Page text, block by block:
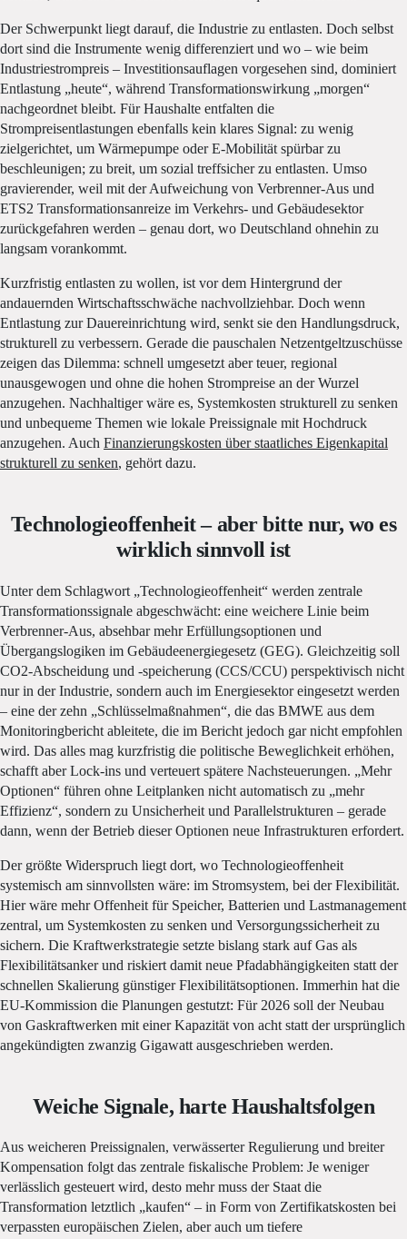
Der Schwerpunkt liegt darauf, die Industrie zu entlasten. Doch selbst
dort sind die Instrumente wenig differenziert und wo – wie beim
Industriestrompreis – Investitionsauflagen vorgesehen sind, dominiert
Entlastung „heute“, während Transformationswirkung „morgen“
nachgeordnet bleibt. Für Haushalte entfalten die
Strompreisentlastungen ebenfalls kein klares Signal: zu wenig
zielgerichtet, um Wärmepumpe oder E-Mobilität spürbar zu
beschleunigen; zu breit, um sozial treffsicher zu entlasten. Umso
gravierender, weil mit der Aufweichung von Verbrenner-Aus und
ETS2 Transformationsanreize im Verkehrs- und Gebäudesektor
zurückgefahren werden – genau dort, wo Deutschland ohnehin zu
langsam vorankommt.
Kurzfristig entlasten zu wollen, ist vor dem Hintergrund der
andauernden Wirtschaftsschwäche nachvollziehbar. Doch wenn
Entlastung zur Dauereinrichtung wird, senkt sie den Handlungsdruck,
strukturell zu verbessern. Gerade die pauschalen Netzentgeltzuschüsse
zeigen das Dilemma: schnell umgesetzt aber teuer, regional
unausgewogen und ohne die hohen Strompreise an der Wurzel
anzugehen. Nachhaltiger wäre es, Systemkosten strukturell zu senken
und unbequeme Themen wie lokale Preissignale mit Hochdruck
anzugehen. Auch Finanzierungskosten über staatliches Eigenkapital
strukturell zu senken, gehört dazu.
Technologieoffenheit – aber bitte nur, wo es
wirklich sinnvoll ist
Unter dem Schlagwort „Technologieoffenheit“ werden zentrale
Transformationssignale abgeschwächt: eine weichere Linie beim
Verbrenner-Aus, absehbar mehr Erfüllungsoptionen und
Übergangslogiken im Gebäudeenergiegesetz (GEG). Gleichzeitig soll
CO2-Abscheidung und -speicherung (CCS/CCU) perspektivisch nicht
nur in der Industrie, sondern auch im Energiesektor eingesetzt werden
– eine der zehn „Schlüsselmaßnahmen“, die das BMWE aus dem
Monitoringbericht ableitete, die im Bericht jedoch gar nicht empfohlen
wird. Das alles mag kurzfristig die politische Beweglichkeit erhöhen,
schafft aber Lock-ins und verteuert spätere Nachsteuerungen. „Mehr
Optionen“ führen ohne Leitplanken nicht automatisch zu „mehr
Effizienz“, sondern zu Unsicherheit und Parallelstrukturen – gerade
dann, wenn der Betrieb dieser Optionen neue Infrastrukturen erfordert.
Der größte Widerspruch liegt dort, wo Technologieoffenheit
systemisch am sinnvollsten wäre: im Stromsystem, bei der Flexibilität.
Hier wäre mehr Offenheit für Speicher, Batterien und Lastmanagement
zentral, um Systemkosten zu senken und Versorgungssicherheit zu
sichern. Die Kraftwerkstrategie setzte bislang stark auf Gas als
Flexibilitätsanker und riskiert damit neue Pfadabhängigkeiten statt der
schnellen Skalierung günstiger Flexibilitätsoptionen. Immerhin hat die
EU-Kommission die Planungen gestutzt: Für 2026 soll der Neubau
von Gaskraftwerken mit einer Kapazität von acht statt der ursprünglich
angekündigten zwanzig Gigawatt ausgeschrieben werden.
Weiche Signale, harte Haushaltsfolgen
Aus weicheren Preissignalen, verwässerter Regulierung und breiter
Kompensation folgt das zentrale fiskalische Problem: Je weniger
verlässlich gesteuert wird, desto mehr muss der Staat die
Transformation letztlich „kaufen“ – in Form von Zertifikatskosten bei
verpassten europäischen Zielen, aber auch um tiefere